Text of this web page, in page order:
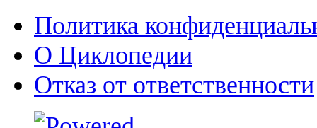
Политика
О Циклопедии
Отказ от ответственности